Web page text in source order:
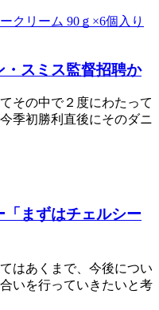
クリーム 90ｇ×6個入り
・スミス監督招聘か
その中で２度にわたって
季初勝利直後にそのダニ
まずはチェルシー
はあくまで、今後につい
いを行っていきたいと考